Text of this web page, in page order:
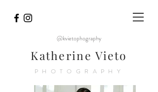
@kvietophography
Katherine Vieto
PHOTOGRAPHY